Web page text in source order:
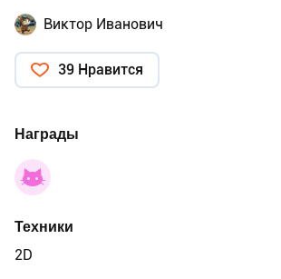
Виктор Иванович
39 Нравится
Награды
Техники
2D